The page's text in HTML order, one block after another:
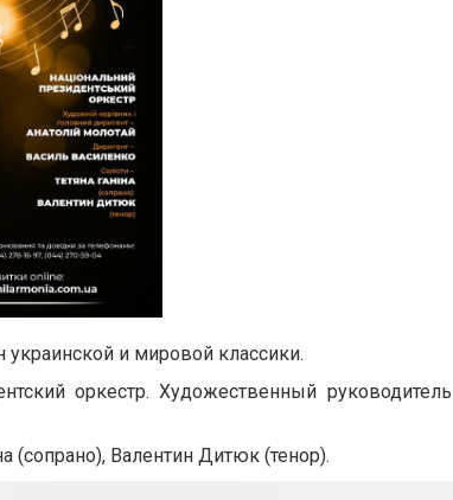
и мировой классики.
оркестр. Художественный
(сопрано), Валентин Дитюк (тенор).